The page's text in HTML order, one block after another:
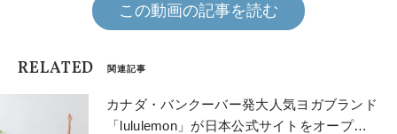
この動画の記事を読む
RELATED 関連記事
カナダ・バンクーバー発大人気ヨガブランド
「lululemon」が日本公式サイトをオープ